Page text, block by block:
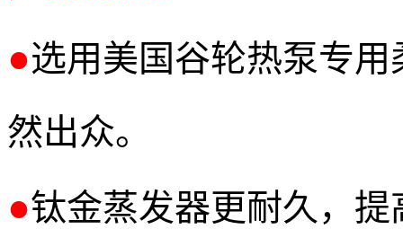
●选用美国谷轮热泵专
然出众。
●钛金蒸发器更耐久，